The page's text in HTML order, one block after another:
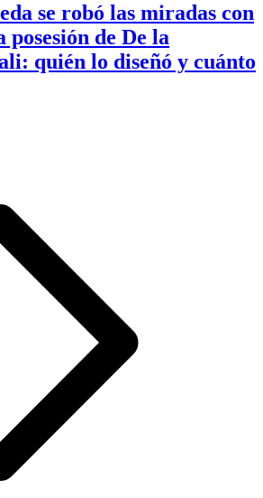
se robó las miradas con
posesión de De la
quién lo diseñó y cuánto